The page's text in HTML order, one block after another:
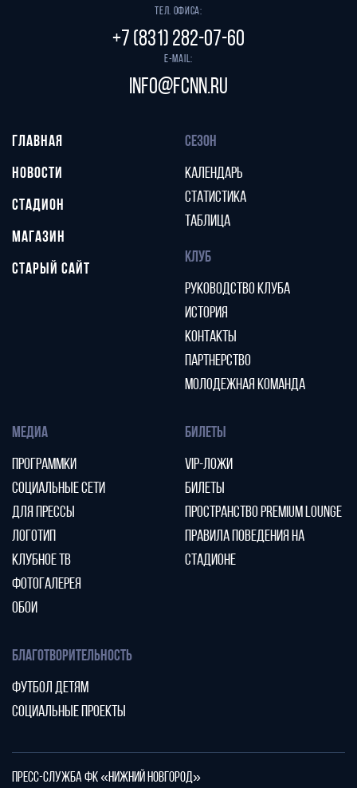
Тел. офиса:
+7 (831) 282-07-60
E-mail:
info@fcnn.ru
ГЛАВНАЯ
НОВОСТИ
СТАДИОН
МАГАЗИН
СТАРЫЙ САЙТ
СЕЗОН
КАЛЕНДАРЬ
СТАТИСТИКА
ТАБЛИЦА
КЛУБ
РУКОВОДСТВО КЛУБА
ИСТОРИЯ
КОНТАКТЫ
ПАРТНЕРСТВО
МОЛОДЕЖНАЯ КОМАНДА
МЕДИА
ПРОГРАММКИ
СОЦИАЛЬНЫЕ СЕТИ
ДЛЯ ПРЕССЫ
ЛОГОТИП
КЛУБНОЕ ТВ
ФОТОГАЛЕРЕЯ
ОБОИ
БИЛЕТЫ
VIP-ЛОЖИ
БИЛЕТЫ
ПРОСТРАНСТВО PREMIUM LOUNGE
ПРАВИЛА ПОВЕДЕНИЯ НА
СТАДИОНЕ
БЛАГОТВОРИТЕЛЬНОСТЬ
ФУТБОЛ ДЕТЯМ
СОЦИАЛЬНЫЕ ПРОЕКТЫ
ПРЕСС-СЛУЖБА ФК «НИЖНИЙ НОВГОРОД»